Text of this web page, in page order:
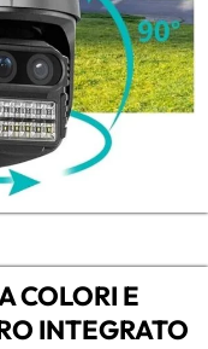
COLORI E
INTEGRATO